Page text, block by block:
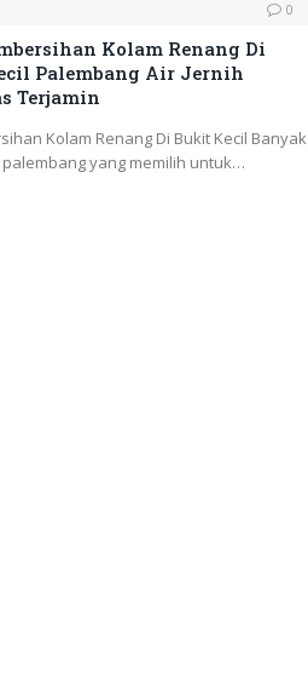
0
Kolam Renang Di
Palembang Air Jernih
Terjamin
Kolam Renang Di Bukit Kecil Banyak
yang memilih untuk…